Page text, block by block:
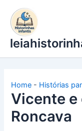
para
conteúdo
Home - Histórias
Vicente e
Roncava